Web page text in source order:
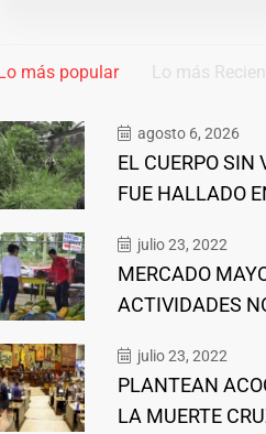
más popular Lo más
agosto 6, 2026
EL CUERPO SIN
FUE HALLADO
julio 23, 2022
MERCADO
ACTIVIDADES
julio 23, 2022
PLANTEAN
LA MUERTE